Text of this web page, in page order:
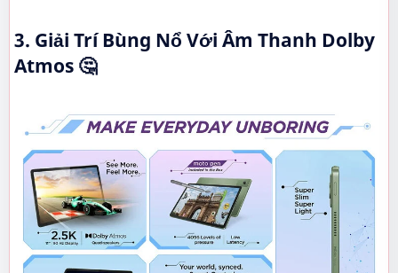
3. Giải Trí Bùng Nổ Với Âm Thanh Dolby
Atmos 🤔